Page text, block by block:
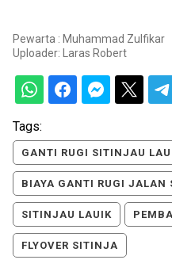
Pewarta : Muhammad Zulfikar
Uploader: Laras Robert
Tags:
GANTI RUGI SITINJAU
BIAYA GANTI RUGI JALAN
SITINJAU LAUIK
FLYOVER SITINJA